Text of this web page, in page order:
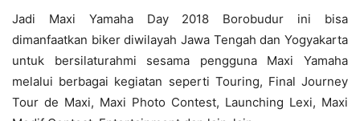
Jadi Maxi Yamaha Day 2018 Borobudur ini bisa
dimanfaatkan biker diwilayah Jawa Tengah dan Yogyakarta
untuk bersilaturahmi sesama pengguna Maxi Yamaha
melalui berbagai kegiatan seperti Touring, Final Journey
Tour de Maxi, Maxi Photo Contest, Launching Lexi, Maxi